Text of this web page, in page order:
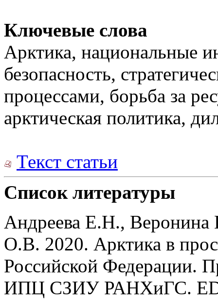
Ключевые слова
Арктика, национальные
безопасность,
процессами, борьба за
арктическая политика,
Текст статьи
Список литературы
Андреева Е.Н.,
О.В. 2020. Арктика в
Российской Федерации.
ИПЦ СЗИУ РАНХиГС.